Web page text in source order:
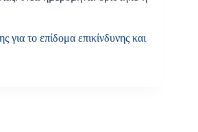
για το επίδομα επικίνδυνης και